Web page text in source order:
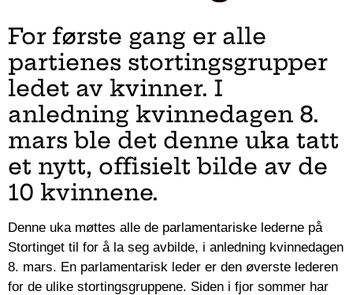
For første gang er alle
partienes stortingsgrupper
ledet av kvinner. I
anledning kvinnedagen 8.
mars ble det denne uka tatt
et nytt, offisielt bilde av de
10 kvinnene.
Denne uka møttes alle de parlamentariske lederne på
Stortinget til for å la seg avbilde, i anledning kvinnedagen
8. mars. En parlamentarisk leder er den øverste lederen
for de ulike stortingsgruppene. Siden i fjor sommer har